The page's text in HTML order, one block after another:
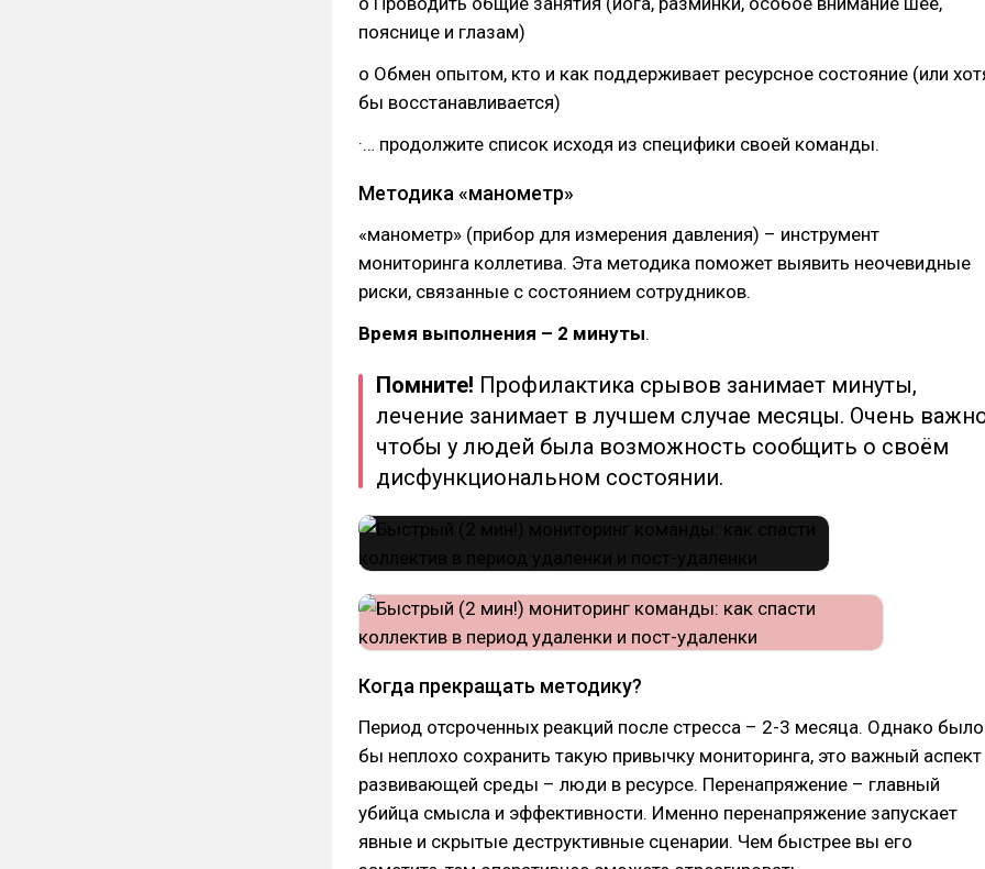
пояснице и глазам)
o Обмен опытом, кто и как поддерживает ресурсное состояние (или
бы восстанавливается)
·… продолжите список исходя из специфики своей команды.
Методика «манометр»
«манометр» (прибор для измерения давления) – инструмент
мониторинга коллетива. Эта методика поможет выявить неочевидные
риски, связанные с состоянием сотрудников.
Время выполнения – 2 минуты.
Помните! Профилактика срывов занимает минуты,
лечение занимает в лучшем случае месяцы. Очень
чтобы у людей была возможность сообщить о своём
дисфункциональном состоянии.
Когда прекращать методику?
Период отсроченных реакций после стресса – 2-3 месяца. Однако было
бы неплохо сохранить такую привычку мониторинга, это важный аспект
развивающей среды – люди в ресурсе. Перенапряжение – главный
убийца смысла и эффективности. Именно перенапряжение запускает
явные и скрытые деструктивные сценарии. Чем быстрее вы его